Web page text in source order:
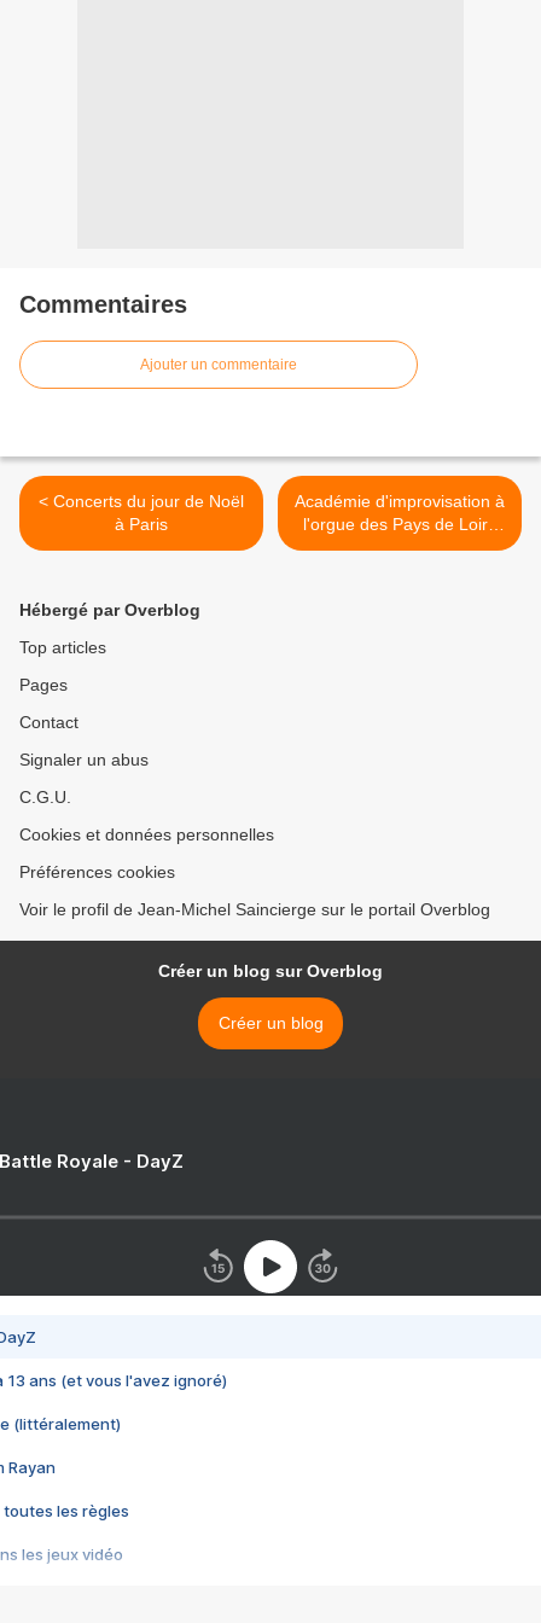
Commentaires
Ajouter un commentaire
< Concerts du jour de Noël
à Paris
Académie d'improvisation à
l'orgue des Pays de Loire
2016 >
Hébergé par Overblog
Top articles
Pages
Contact
Signaler un abus
C.G.U.
Cookies et données personnelles
Préférences cookies
Voir le profil de Jean-Michel Saincierge sur le portail Overblog
Créer un blog sur Overblog
Créer un blog
Royale - DayZ
13 ans (et vous l'avez ignoré)
(littéralement)
Rayan
toutes les règles
les jeux vidéo